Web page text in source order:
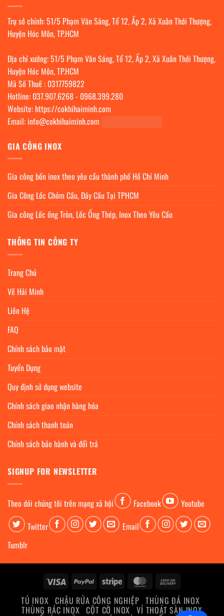
Trụ sở chính: 51/5 Phạm Văn Sáng, Tổ 12, Ấp 2, Xã Xuân Thới Thượng,
Huyện Hóc Môn, TP.HCM
Địa chỉ xưởng: 51/5 Phạm Văn Sáng, Tổ 12, Ấp 2, Xã Xuân Thới Thượng,
Huyện Hóc Môn, TP.HCM
Mã Số Thuế : 0317759822
Hotline: 037.907.6268- 0968.399.280
Website: https://cokhihaiminh.com
Email: info@cokhihaiminh.com
GIA CÔNG INOX
Gia công bồn inox theo yêu cầu thành phố Hồ Chí Minh
Gia Công Lốc Chỏm Cầu, Đáy Cầu Tại TPHCM
Gia công Lốc ống Tròn, Lốc Ống Thép, Inox Theo Yêu Cầu
THÔNG TIN CÔNG TY
Trang Chủ
Về Hải Minh
Liên Hệ
FAQ
Chính sách bảo mật
Tuyển Dụng
Quy định sử dụng website
Chính sách giao nhận hàng hóa
Chính sách thanh toán
Chính sách bảo hành và đổi trả
SIGNUP FOR NEWSLETTER
Theo dỏi chúng tôi trên mạng xã hội Facebook
Youtube
Twitter
Email
Tumblr
Visa PayPal Stripe MasterCard
Delivery
TỦ INOX CHẬU RỬA CÔNG NGHIỆP THÙNG ĐÁ INOX
THÙNG RÁC INOX CỘT CỜ INOX VỈ THOÁT SÀN INOX